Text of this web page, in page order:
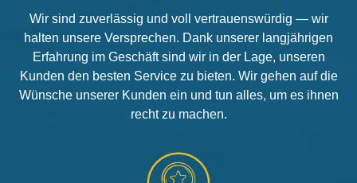
Wir sind zuverlässig und voll vertrauenswürdig — wir
halten unsere Versprechen. Dank unserer langjährigen
Erfahrung im Geschäft sind wir in der Lage, unseren
Kunden den besten Service zu bieten. Wir gehen auf die
Wünsche unserer Kunden ein und tun alles, um es ihnen
recht zu machen.